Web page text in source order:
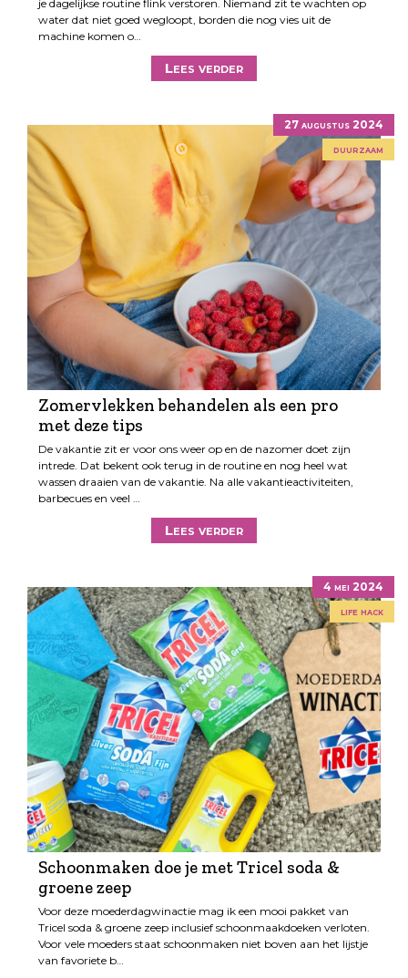
je dagelijkse routine flink verstoren. Niemand zit te wachten op
water dat niet goed wegloopt, borden die nog vies uit de
machine komen o…
Lees verder
27 augustus 2024
duurzaam
Zomervlekken behandelen als een pro
met deze tips
De vakantie zit er voor ons weer op en de nazomer doet zijn
intrede. Dat bekent ook terug in de routine en nog heel wat
wassen draaien van de vakantie. Na alle vakantieactiviteiten,
barbecues en veel …
Lees verder
4 mei 2024
life hack
Schoonmaken doe je met Tricel soda &
groene zeep
Voor deze moederdagwinactie mag ik een mooi pakket van
Tricel soda & groene zeep inclusief schoonmaakdoeken verloten.
Voor vele moeders staat schoonmaken niet boven aan het lijstje
van favoriete b…